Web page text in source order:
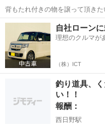
背もたれ付きの物を譲って頂き
アシートみたいな物や背もたれ
らと思います。 汚れていても構
思ってる方 是非お譲りください
三重 亀山市 井田川駅
自社ローン
理想のクルマが
（株）ICT
釣り道具、
い！！
報酬：
西日野駅